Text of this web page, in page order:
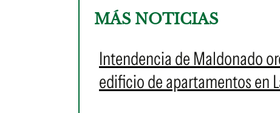
MÁS NOTICIAS
Intendencia de Maldonado
edificio de apartamentos en